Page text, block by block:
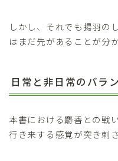
しかし、それでも揚羽の
はまだ先があることが分
日常と非日常のバラ
本書における麝香との戦
行き来する感覚が突き刺